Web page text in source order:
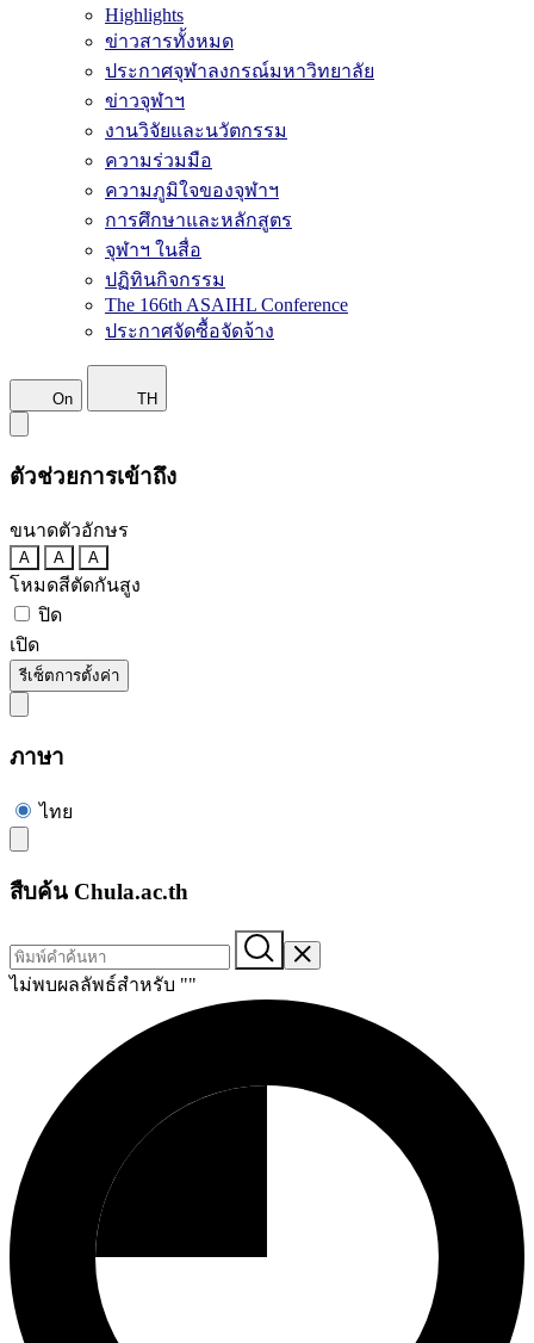
Highlights
ข่าวสารทั้งหมด
ประกาศจุฬาลงกรณ์มหาวิทยาลัย
ข่าวจุฬาฯ
งานวิจัยและนวัตกรรม
ความร่วมมือ
ความภูมิใจของจุฬาฯ
การศึกษาและหลักสูตร
จุฬาฯ ในสื่อ
ปฏิทินกิจกรรม
The 166th ASAIHL Conference
ประกาศจัดซื้อจัดจ้าง
On TH
ตัวช่วยการเข้าถึง
ขนาดตัวอักษร
A A A
โหมดสีตัดกันสูง
ปิด
เปิด
รีเซ็ตการตั้งค่า
ภาษา
ไทย
สืบค้น Chula.ac.th
ไม่พบผลลัพธ์สำหรับ ""